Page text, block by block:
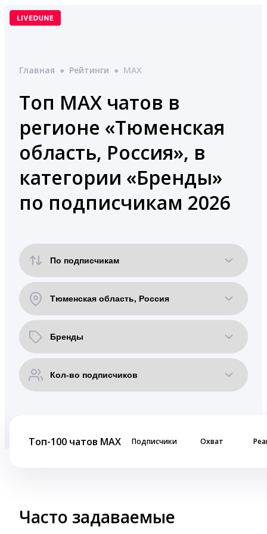
Перейти
Главная ● Рейтинги ● MAX
Топ MAX чатов в
регионе «Тюменская
область, Россия», в
категории «Бренды»
по подписчикам 2026
Топ-100 чатов MAX Подписчики Охват
Часто задаваемые